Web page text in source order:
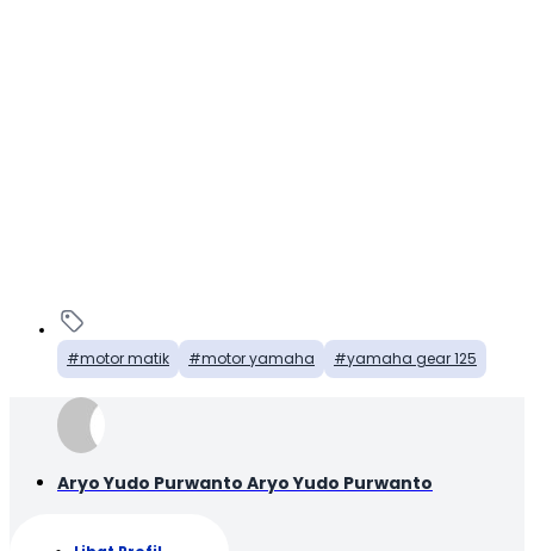
motor matik motor yamaha yamaha gear 125
Aryo Yudo Purwanto Aryo Yudo Purwanto